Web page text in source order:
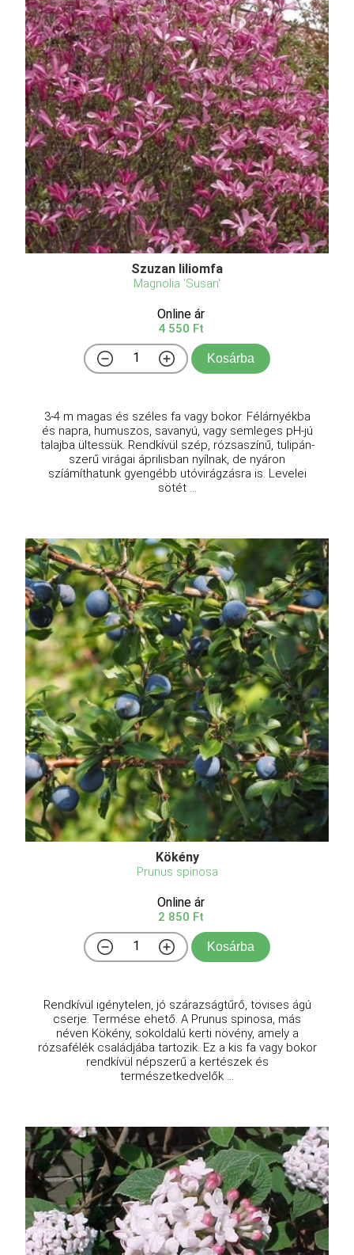
Szuzan liliomfa
Magnolia 'Susan'
Online ár
4 550 Ft
Kosárba
3-4 m magas és széles fa vagy bokor. Félárnyékba
és napra, humuszos, savanyú, vagy semleges pH-jú
talajba ültessük. Rendkívül szép, rózsaszínű, tulipán-
szerű virágai áprilisban nyílnak, de nyáron
szíámíthatunk gyengébb utóvirágzásra is. Levelei
sötét ...
Kökény
Prunus spinosa
Online ár
2 850 Ft
Kosárba
Rendkívül igénytelen, jó szárazságtűrő, tövises ágú
cserje. Termése ehető. A Prunus spinosa, más
néven Kökény, sokoldalú kerti növény, amely a
rózsafélék családjába tartozik. Ez a kis fa vagy bokor
rendkívül népszerű a kertészek és
természetkedvelők ...